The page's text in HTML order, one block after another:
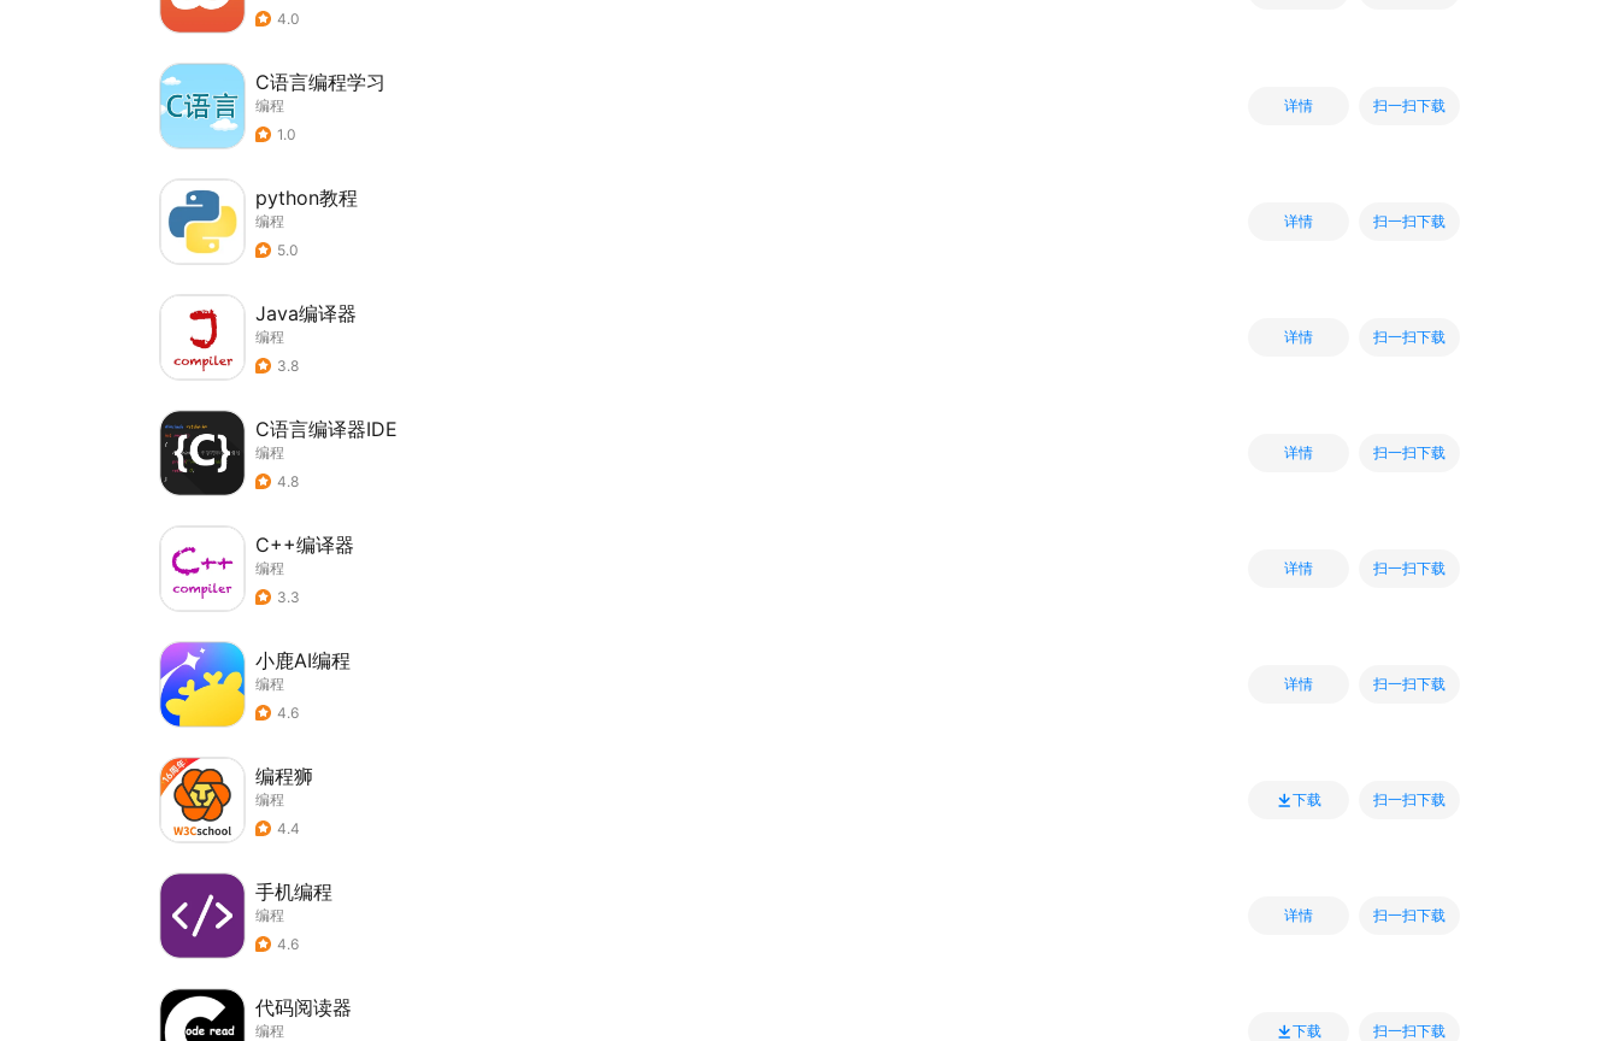
4.0
C语言编程学习
编程
1.0
详情 扫一扫下载
python教程
编程
5.0
详情 扫一扫下载
Java编译器
编程
3.8
详情 扫一扫下载
C语言编译器IDE
编程
4.8
详情 扫一扫下载
C++编译器
编程
3.3
详情 扫一扫下载
小鹿AI编程
编程
4.6
详情 扫一扫下载
编程狮
编程
4.4
下载 扫一扫下载
手机编程
编程
4.6
详情 扫一扫下载
代码阅读器
编程
下载 扫一扫下载